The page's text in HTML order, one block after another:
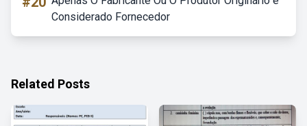
Considerado Fornecedor
Related Posts